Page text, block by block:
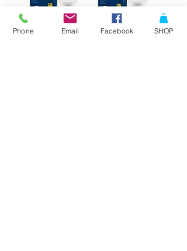
Phone Email Facebook SHOP